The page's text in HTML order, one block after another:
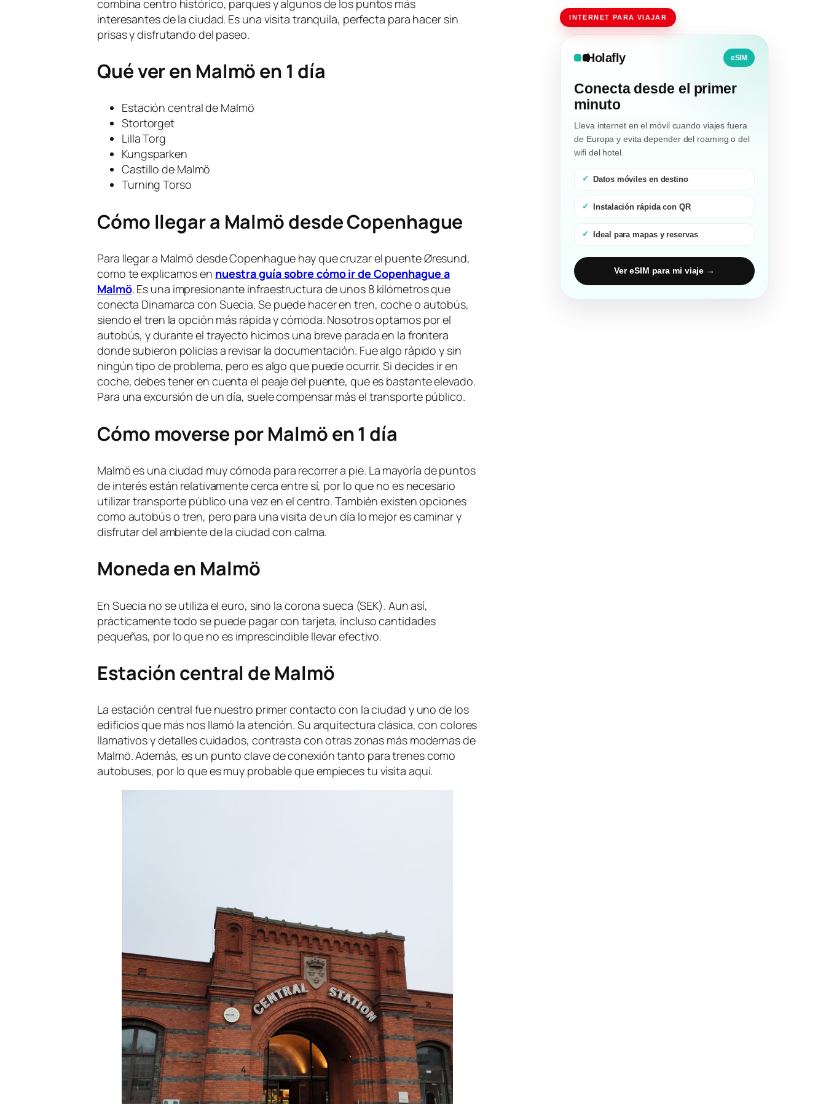
combina centro histórico, parques y algunos de los puntos más
interesantes de la ciudad. Es una visita tranquila, perfecta para hacer sin
prisas y disfrutando del paseo.
Qué ver en Malmö en 1 día
Estación central de Malmö
Stortorget
Lilla Torg
Kungsparken
Castillo de Malmö
Turning Torso
Cómo llegar a Malmö desde Copenhague
Para llegar a Malmö desde Copenhague hay que cruzar el puente Øresund,
como te explicamos en nuestra guía sobre cómo ir de Copenhague a
Malmö. Es una impresionante infraestructura de unos 8 kilómetros que
conecta Dinamarca con Suecia. Se puede hacer en tren, coche o autobús,
siendo el tren la opción más rápida y cómoda. Nosotros optamos por el
autobús, y durante el trayecto hicimos una breve parada en la frontera
donde subieron policías a revisar la documentación. Fue algo rápido y sin
ningún tipo de problema, pero es algo que puede ocurrir. Si decides ir en
coche, debes tener en cuenta el peaje del puente, que es bastante elevado.
Para una excursión de un día, suele compensar más el transporte público.
Cómo moverse por Malmö en 1 día
Malmö es una ciudad muy cómoda para recorrer a pie. La mayoría de puntos
de interés están relativamente cerca entre sí, por lo que no es necesario
utilizar transporte público una vez en el centro. También existen opciones
como autobús o tren, pero para una visita de un día lo mejor es caminar y
disfrutar del ambiente de la ciudad con calma.
Moneda en Malmö
En Suecia no se utiliza el euro, sino la corona sueca (SEK). Aun así,
prácticamente todo se puede pagar con tarjeta, incluso cantidades
pequeñas, por lo que no es imprescindible llevar efectivo.
Estación central de Malmö
La estación central fue nuestro primer contacto con la ciudad y uno de los
edificios que más nos llamó la atención. Su arquitectura clásica, con colores
llamativos y detalles cuidados, contrasta con otras zonas más modernas de
Malmö. Además, es un punto clave de conexión tanto para trenes como
autobuses, por lo que es muy probable que empieces tu visita aquí.
INTERNET PARA VIAJAR
Holafly eSIM
Conecta desde el primer
minuto
Lleva internet en el móvil cuando viajes fuera
de Europa y evita depender del roaming o del
wifi del hotel.
Datos móviles en destino
Instalación rápida con QR
Ideal para mapas y reservas
Ver eSIM para mi viaje →